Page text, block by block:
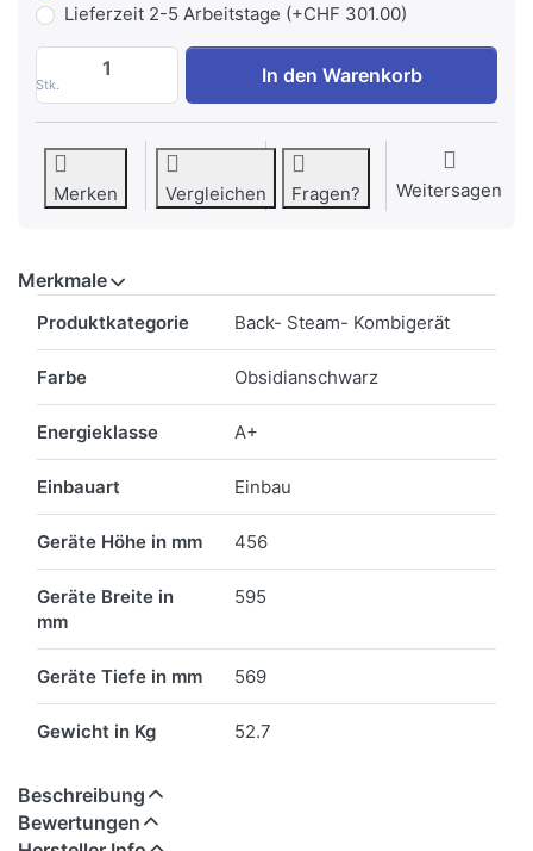
Lieferzeit 2-5 Arbeitstage (+CHF 301.00)
Stk.
MIELE DGC 7845-60 HCX Pro
In den Warenkorb
Merken Vergleichen Fragen? Weitersagen
Merkmale
Produktkategorie Back- Steam- Kombigerät
Farbe Obsidianschwarz
Energieklasse A+
Einbauart Einbau
Geräte Höhe in mm 456
Geräte Breite in
mm
595
Geräte Tiefe in mm 569
Gewicht in Kg 52.7
Beschreibung
Bewertungen